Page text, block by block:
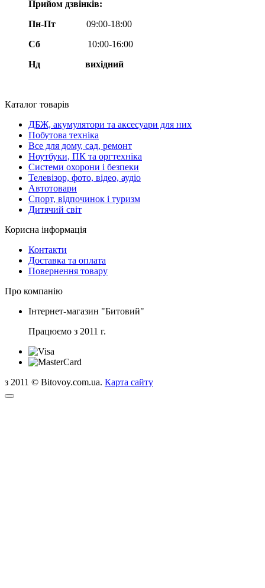
Прийом дзвінків:
Пн-Пт
09:00-18:00
Сб
10:00-16:00
Нд вихідний
Каталог товарів
ДБЖ, акумулятори та аксесуари для них
Побутова техніка
Все для дому, сад, ремонт
Ноутбуки, ПК та оргтехніка
Системи охорони і безпеки
Телевізор, фото, відео, аудіо
Автотовари
Спорт, відпочинок і туризм
Дитячий світ
Корисна інформація
Контакти
Доставка та оплата
Повернення товару
Про компанію
Інтернет-магазин "Битовий"
Працюємо з 2011 г.
з 2011 © Bitovoy.com.ua. Карта сайту